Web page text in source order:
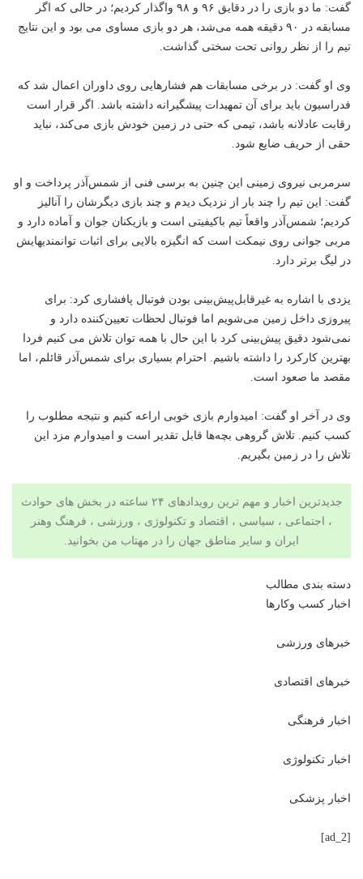
گفت: ما دو بازی را در دقایق ۹۶ و ۹۸ واگذار کردیم؛ در حالی که اگر
مسابقه در ۹۰ دقیقه همه می‌شد، هر دو بازی مساوی می بود و این نتایج
تیم را از نظر روانی تحت سختی گذاشت.
وی او گفت: در برخی مسابقات هم فشارهایی روی داوران اعمال شد که
فدراسیون باید برای آن تمهیدات پیشگیرانه داشته باشد. اگر قرار است
رقابت عادلانه باشد، تیمی که حتی در زمین خودش بازی می‌کند، نباید
حقی از حریف ضایع شود.
سرمربی نیروی زمینی این چنین به برسی فنی از شمس‌آذر پرداخت و او
گفت: این تیم را چند بار از نزدیک دیدم و چند بازی دیگرشان را آنالیز
کردیم؛ شمس‌آذر واقعاً تیم باکیفیتی است و بازیکنان جوان و آماده دارد و
مربی جوانی روی نیمکت است که انگیزه بالایی برای اثبات توانمندیهایش
در لیگ برتر دارد.
یزدی با اشاره به غیرقابل‌پیش‌بینی بودن فوتبال پافشاری کرد: برای
پیروزی داخل زمین می‌شویم اما فوتبال لحظات تعیین‌کننده دارد و
نمی‌شود دقیق پیش‌بینی کرد با این حال با همه توان تلاش می کنیم فردا
بهترین کارکرد را داشته باشیم. احترام بسیاری برای شمس‌آذر قائلم، اما
مقصد ما صعود است.
وی در آخر او گفت: امیدوارم بازی خوبی اراعه کنیم و نتیجه مطلوب را
کسب کنیم. تلاش گروهی بچه‌ها قابل تقدیر است و امیدوارم مزد این
تلاش را در زمین بگیریم.
جدیدترین اخبار و مهم ترین رویدادهای ۲۴ ساعته در بخش های حوادث
، اجتماعی ، سیاسی ، اقتصاد و تکنولوژی ، ورزشی ، فرهنگ وهنر
ایران و سایر مناطق جهان را در مهتاب من بخوانید.
دسته بندی مطالب
اخبار کسب وکارها
خبرهای ورزشی
خبرهای اقتصادی
اخبار فرهنگی
اخبار تکنولوژی
اخبار پزشکی
[ad_2]